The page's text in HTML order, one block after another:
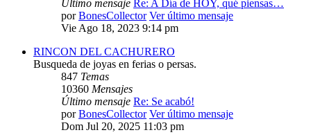
Último mensaje Re: A Día de HOY, qué piensas…
porBonesCollector Ver último mensaje
Vie Ago 18, 2023 9:14 pm
RINCON DEL CACHURERO
Busqueda de joyas en ferias o persas.
847 Temas
10360 Mensajes
Último mensaje Re: Se acabó!
porBonesCollector Ver último mensaje
Dom Jul 20, 2025 11:03 pm